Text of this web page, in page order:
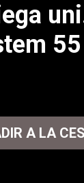
A LA